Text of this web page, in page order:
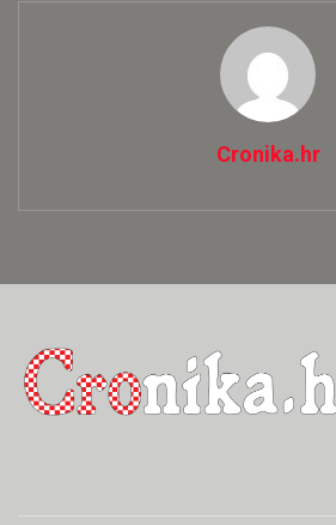
Cronika.hr